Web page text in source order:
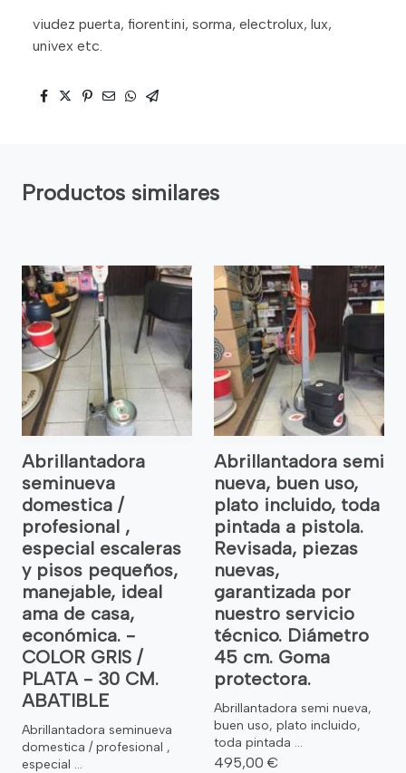
viudez puerta, fiorentini, sorma, electrolux, lux,
univex etc.
Productos similares
Abrillantadora
seminueva
domestica /
profesional ,
especial escaleras
y pisos pequeños,
manejable, ideal
ama de casa,
económica. -
COLOR GRIS /
PLATA - 30 CM.
ABATIBLE
Abrillantadora seminueva
domestica / profesional ,
especial ...
Abrillantadora semi
nueva, buen uso,
plato incluido, toda
pintada a pistola.
Revisada, piezas
nuevas,
garantizada por
nuestro servicio
técnico. Diámetro
45 cm. Goma
protectora.
Abrillantadora semi nueva,
buen uso, plato incluido,
toda pintada ...
495,00 €